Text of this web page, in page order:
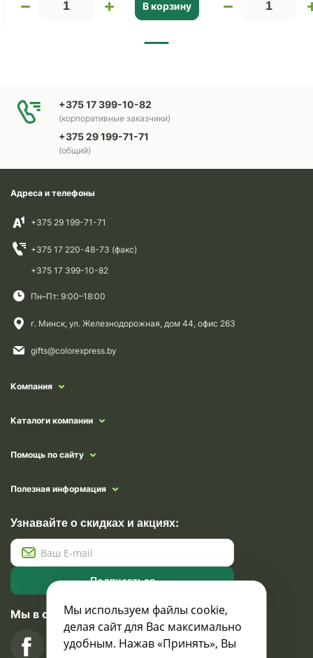
В корзину
+375 17 399-10-82
(корпоративные заказчики)
+375 29 199-71-71
(общий)
Адреса и телефоны
+375 29 199-71-71
+375 17 220-48-73 (факс)
+375 17 399-10-82
Пн–Пт: 9:00–18:00
г. Минск, ул. Железнодорожная, дом 44, офис 263
gifts@colorexpress.by
Компания
Каталоги компании
Помощь по сайту
Полезная информация
Узнавайте о скидках и акциях:
Подписаться
Мы в социальных сетях
Мы используем файлы cookie,
делая сайт для Вас максимально
удобным. Нажав «Принять», Вы